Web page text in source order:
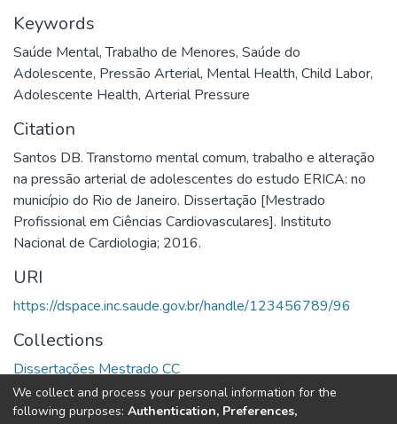
Keywords
Saúde Mental,Trabalho de Menores, Saúde do
Adolescente, Pressão Arterial, Mental Health, Child Labor,
Adolescente Health, Arterial Pressure
Citation
Santos DB. Transtorno mental comum, trabalho e alteração
na pressão arterial de adolescentes do estudo ERICA: no
município do Rio de Janeiro. Dissertação [Mestrado
Profissional em Ciências Cardiovasculares]. Instituto
Nacional de Cardiologia; 2016.
URI
https://dspace.inc.saude.gov.br/handle/123456789/96
Collections
Dissertações Mestrado CC
Full item page
We collect and process your personal information for the
following purposes: Authentication, Preferences,